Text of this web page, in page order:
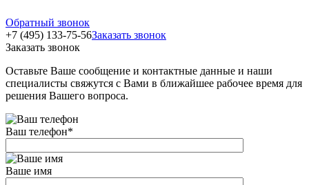
Обратный звонок
+7 (495) 133-75-56Заказать звонок
Заказать звонок
Оставьте Ваше сообщение и контактные данные и наши
специалисты свяжутся с Вами в ближайшее рабочее время для
решения Вашего вопроса.
Ваш телефон*
Ваше имя